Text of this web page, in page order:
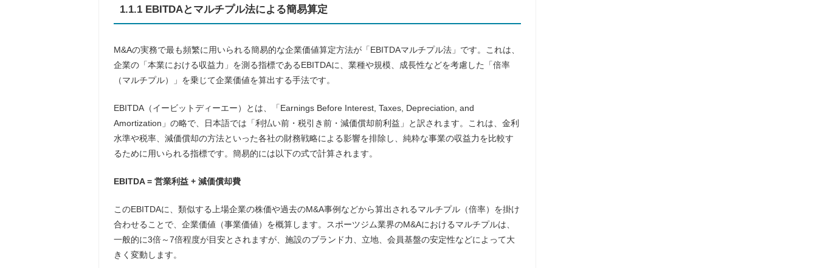
1.1.1 EBITDAとマルチプル法による簡易算定
M&Aの実務で最も頻繁に用いられる簡易的な企業価値算定方法が「EBITDAマルチプル法」です。これは、
企業の「本業における収益力」を測る指標であるEBITDAに、業種や規模、成長性などを考慮した「倍率
（マルチプル）」を乗じて企業価値を算出する手法です。
EBITDA（イービットディーエー）とは、「Earnings Before Interest, Taxes, Depreciation, and
Amortization」の略で、日本語では「利払い前・税引き前・減価償却前利益」と訳されます。これは、金利
水準や税率、減価償却の方法といった各社の財務戦略による影響を排除し、純粋な事業の収益力を比較す
るために用いられる指標です。簡易的には以下の式で計算されます。
EBITDA = 営業利益 + 減価償却費
このEBITDAに、類似する上場企業の株価や過去のM&A事例などから算出されるマルチプル（倍率）を掛け
合わせることで、企業価値（事業価値）を概算します。スポーツジム業界のM&Aにおけるマルチプルは、
一般的に3倍～7倍程度が目安とされますが、施設のブランド力、立地、会員基盤の安定性などによって大
きく変動します。